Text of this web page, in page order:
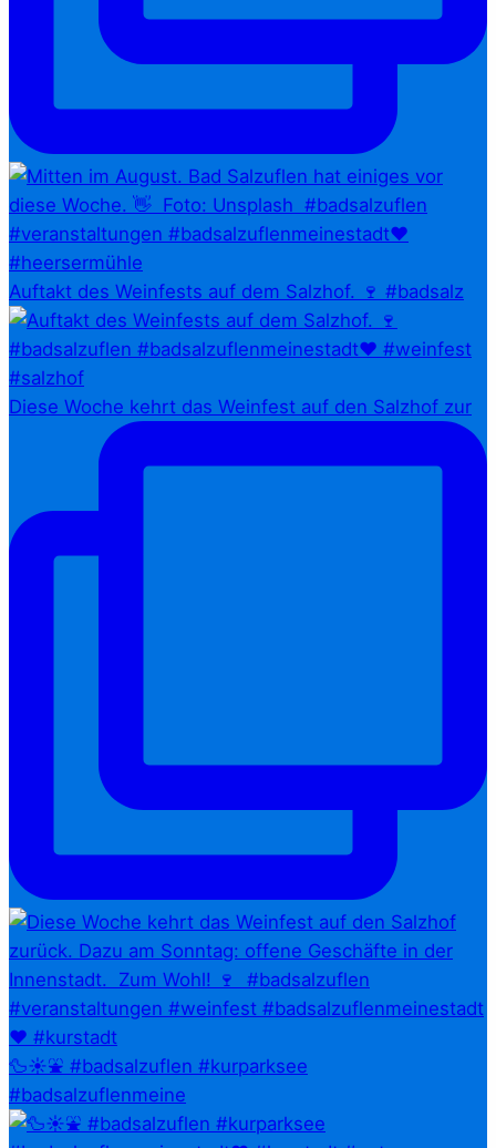
Auftakt des Weinfests auf dem Salzhof. 🍷 #badsalz
Diese Woche kehrt das Weinfest auf den Salzhof zur
🦆☀️⛲ #badsalzuflen #kurparksee
#badsalzuflenmeine